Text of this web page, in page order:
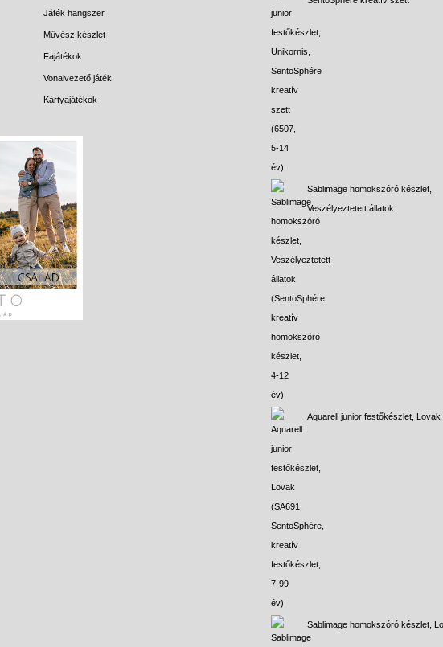
Játék hangszer
Művész készlet
Fajátékok
Vonalvezető játék
Kártyajátékok
Sablimage homokszóró készlet,
Veszélyeztetett állatok
Aquarell junior festőkészlet, Lovak
Sablimage homokszóró készlet,